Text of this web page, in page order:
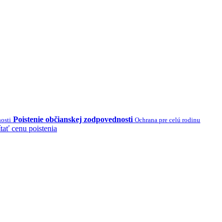
Poistenie občianskej zodpovednosti Ochrana pre celú rodinu
cenu poistenia